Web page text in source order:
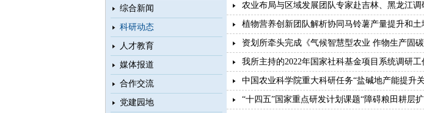
综合新闻
科研动态
人才教育
媒体报道
合作交流
党建园地
农业布局与区域发展团队专家赴吉林、黑龙江
植物营养创新团队解析协同马铃薯产量提升和
资划所牵头完成《气候智慧型农业 作物生产固
我所主持的2022年国家社科基金项目系统调研工
中国农业科学院重大科研任务“盐碱地产能提升
“十四五”国家重点研发计划课题“障碍粮田耕层